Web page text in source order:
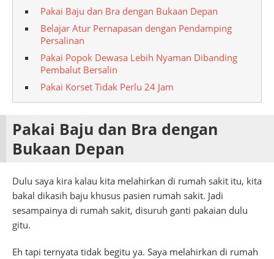
Pakai Baju dan Bra dengan Bukaan Depan
Belajar Atur Pernapasan dengan Pendamping
Persalinan
Pakai Popok Dewasa Lebih Nyaman Dibanding
Pembalut Bersalin
Pakai Korset Tidak Perlu 24 Jam
Pakai Baju dan Bra dengan
Bukaan Depan
Dulu saya kira kalau kita melahirkan di rumah sakit itu, kita
bakal dikasih baju khusus pasien rumah sakit. Jadi
sesampainya di rumah sakit, disuruh ganti pakaian dulu
gitu.
Eh tapi ternyata tidak begitu ya. Saya melahirkan di rumah